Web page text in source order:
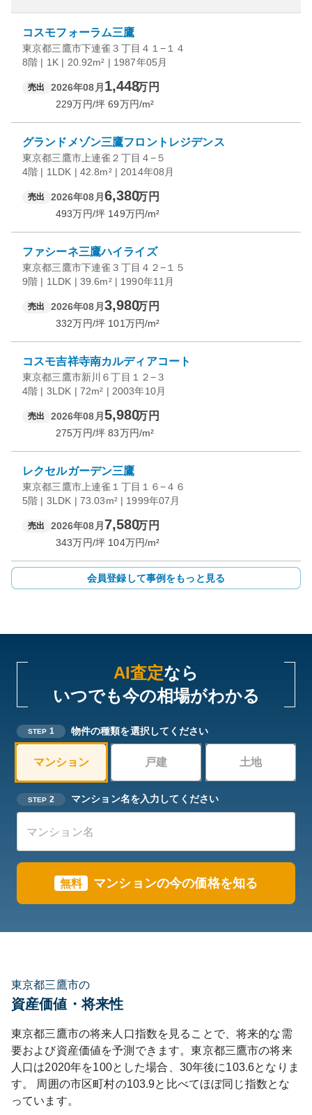
コスモフォーラム三鷹
東京都三鷹市下連雀３丁目４１−１４
8階 | 1K | 20.92m² | 1987年05月
売出 2026年08月 1,448万円
229万円/坪 69万円/m²
グランドメゾン三鷹フロントレジデンス
東京都三鷹市上連雀２丁目４−５
4階 | 1LDK | 42.8m² | 2014年08月
売出 2026年08月 6,380万円
493万円/坪 149万円/m²
ファシーネ三鷹ハイライズ
東京都三鷹市下連雀３丁目４２−１５
9階 | 1LDK | 39.6m² | 1990年11月
売出 2026年08月 3,980万円
332万円/坪 101万円/m²
コスモ吉祥寺南カルディアコート
東京都三鷹市新川６丁目１２−３
4階 | 3LDK | 72m² | 2003年10月
売出 2026年08月 5,980万円
275万円/坪 83万円/m²
レクセルガーデン三鷹
東京都三鷹市上連雀１丁目１６−４６
5階 | 3LDK | 73.03m² | 1999年07月
売出 2026年08月 7,580万円
343万円/坪 104万円/m²
会員登録して事例をもっと見る
AI査定なら
いつでも今の相場がわかる
STEP 1 物件の種類を選択してください
マンション 戸建 土地
STEP 2 マンション名を入力してください
無料 マンションの今の価格を知る
東京都三鷹市の
資産価値・将来性
東京都三鷹市の将来人口指数を見ることで、将来的な需
要および資産価値を予測できます。東京都三鷹市の将来
人口は2020年を100とした場合、30年後に103.6となりま
す。
周囲の市区町村の103.9と比べてほぼ同じ指数とな
っています。